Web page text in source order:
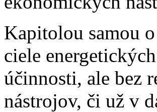
Kapitolou samou
ciele
účinnosti, ale bez
nástrojov, či už v